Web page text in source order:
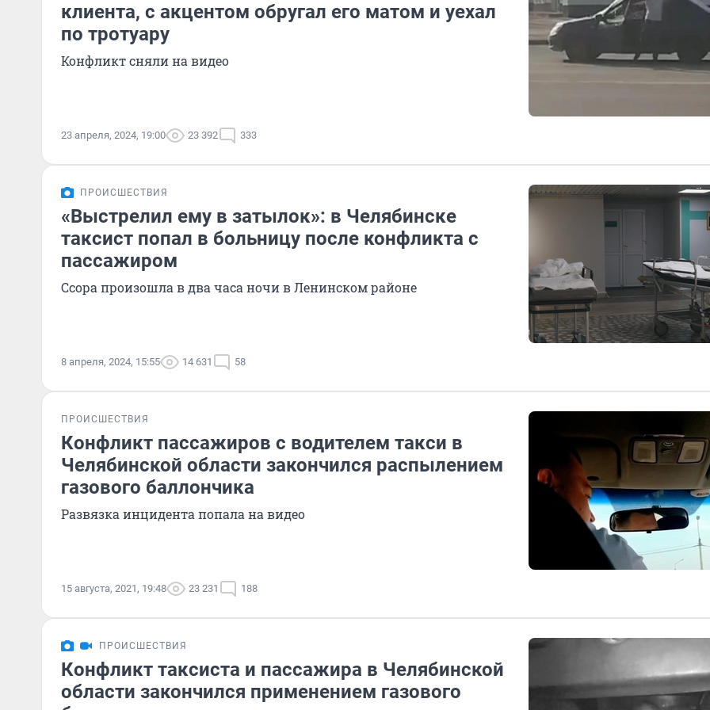
клиента, с акцентом обругал его матом и уехал
по тротуару
Конфликт сняли на видео
23 апреля, 2024, 19:00 23 392 333
ПРОИСШЕСТВИЯ
«Выстрелил ему в затылок»: в Челябинске
таксист попал в больницу после конфликта с
пассажиром
Ссора произошла в два часа ночи в Ленинском районе
8 апреля, 2024, 15:55 14 631 58
ПРОИСШЕСТВИЯ
Конфликт пассажиров с водителем такси в
Челябинской области закончился распылением
газового баллончика
Развязка инцидента попала на видео
15 августа, 2021, 19:48 23 231 188
ПРОИСШЕСТВИЯ
Конфликт таксиста и пассажира в Челябинской
области закончился применением газового